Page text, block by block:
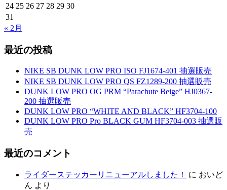
24 25 26 27 28 29 30
31
« 2月
最近の投稿
NIKE SB DUNK LOW PRO ISO FJ1674-401 抽選販売
NIKE SB DUNK LOW PRO QS FZ1289-200 抽選販売
DUNK LOW PRO OG PRM “Parachute Beige” HJ0367-
200 抽選販売
DUNK LOW PRO “WHITE AND BLACK” HF3704-100
DUNK LOW PRO Pro BLACK GUM HF3704-003 抽選販
売
最近のコメント
ライダーステッカーリニューアルしました！ に おいど
ん より